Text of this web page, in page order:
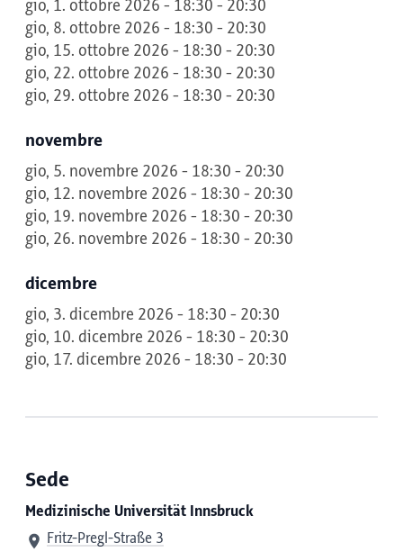
gio, 1. ottobre 2026 - 18:30 - 20:30
gio, 8. ottobre 2026 - 18:30 - 20:30
gio, 15. ottobre 2026 - 18:30 - 20:30
gio, 22. ottobre 2026 - 18:30 - 20:30
gio, 29. ottobre 2026 - 18:30 - 20:30
novembre
gio, 5. novembre 2026 - 18:30 - 20:30
gio, 12. novembre 2026 - 18:30 - 20:30
gio, 19. novembre 2026 - 18:30 - 20:30
gio, 26. novembre 2026 - 18:30 - 20:30
dicembre
gio, 3. dicembre 2026 - 18:30 - 20:30
gio, 10. dicembre 2026 - 18:30 - 20:30
gio, 17. dicembre 2026 - 18:30 - 20:30
Sede
Medizinische Universität Innsbruck
Fritz-Pregl-Straße 3